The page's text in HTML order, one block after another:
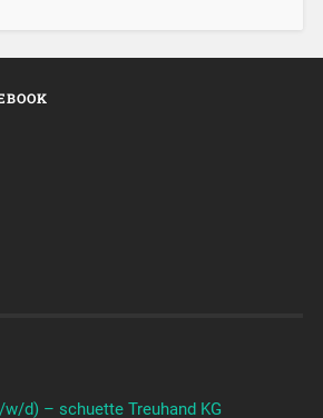
d) – schuette Treuhand KG